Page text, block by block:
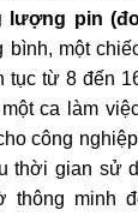
lượng pin
bình, một
tục từ 8 đến
ca làm
công
thời gian sử
thông minh